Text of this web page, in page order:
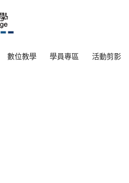
數位教學 學員專區 活動剪影